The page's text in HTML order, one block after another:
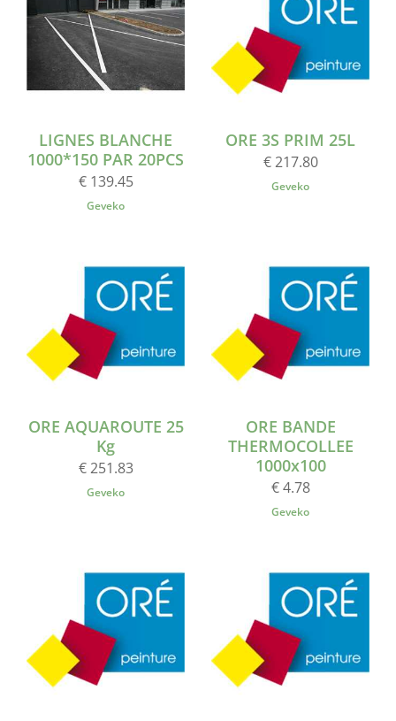
LIGNES BLANCHE
1000*150 PAR 20PCS
€ 139.45
Geveko
ORE 3S PRIM 25L
€ 217.80
Geveko
ORE AQUAROUTE 25
Kg
€ 251.83
Geveko
ORE BANDE
THERMOCOLLEE
1000x100
€ 4.78
Geveko